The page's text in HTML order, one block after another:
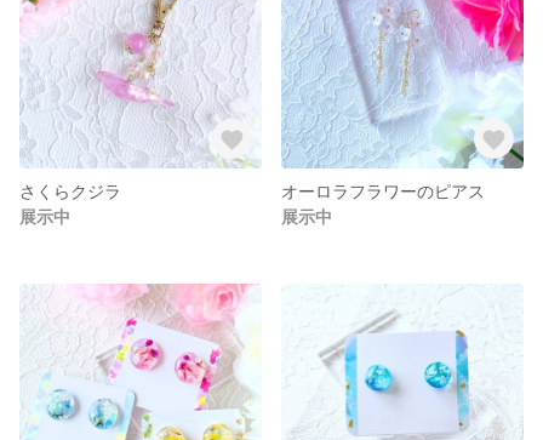
さくらクジラ
展示中
オーロラフラワーのピアス
展示中